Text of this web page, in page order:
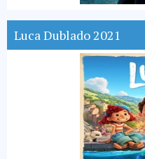
Luca Dublado 2021